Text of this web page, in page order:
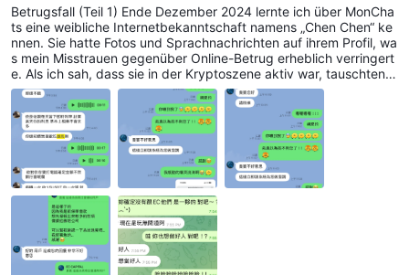
Betrugsfall (Teil 1) Ende Dezember 2024 lernte ich über MonCha
ts eine weibliche Internetbekanntschaft namens „Chen Chen“ ke
nnen. Sie hatte Fotos und Sprachnachrichten auf ihrem Profil, wa
s mein Misstrauen gegenüber Online-Betrug erheblich verringert
e. Als ich sah, dass sie in der Kryptoszene aktiv war, tauschten
wir Line aus und tauschten uns über den Bereich der Kryptowähr
ungen aus. Am 20. Januar 2025, als Trump gewählt wurde, hatte
Chen Chen mir bereits vorhergesagt, dass Bitcoin auf über 100.
000 steigen würde. Sie riet mir, etwas Bitcoin zu kaufen und zu
halten. Ich folgte ihrem Rat und investierte 1.000 US-Dollar in Bit
coin – und verdiente tatsächlich Geld! Aus Dankbarkeit kaufte ic
h ihr einen Restaurantgutschein über Line-Geschenke, um mich f
ür ihren profitablen Rat zu bedanken. Doch damit begann ihr eig
entlicher Plan. Zunächst lehnte sie das Geschenk als gute Freun
din ab und sagte, sie habe nichts Besonderes getan. Ich solle da
s Geld behalten und sie später zum Grillen einladen, wenn ich no
ch mehr verdient hätte. Diese Worte brannten sich tief in mein G